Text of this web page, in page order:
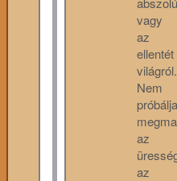
vagy
az
ellentét
világról.
Nem
próbálja
az
az